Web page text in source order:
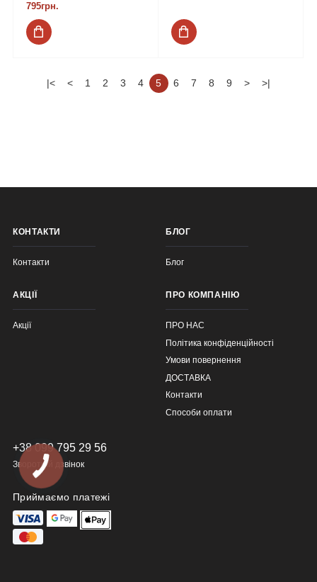
795грн.
|< < 1 2 3 4 5 6 7 8 9 > >|
КОНТАКТИ
Контакти
БЛОГ
Блог
АКЦІЇ
Акції
ПРО КОМПАНІЮ
ПРО НАС
Політика конфіденційності
Умови повернення
ДОСТАВКА
Контакти
Способи оплати
+38 099 795 29 56
Зворотній дзвінок
Приймаємо платежі